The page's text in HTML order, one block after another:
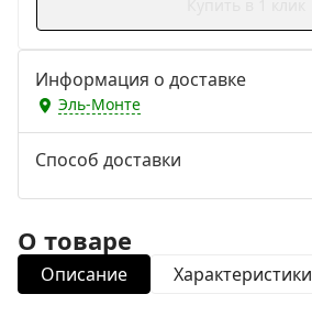
Информация о доставке
Эль-Монте
Способ доставки
О товаре
Описание Характеристики